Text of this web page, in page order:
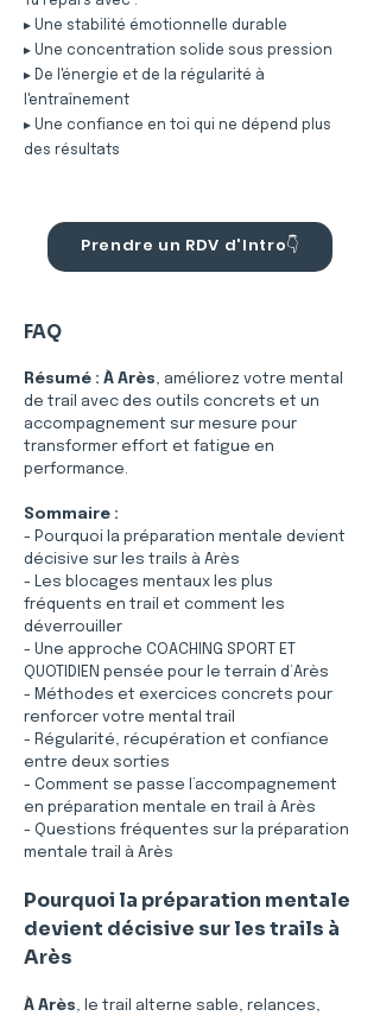
▸ Une stabilité émotionnelle durable
▸ Une concentration solide sous pression
▸ De l'énergie et de la régularité à
l'entraînement
▸ Une confiance en toi qui ne dépend plus
des résultats
Prendre un RDV d'Intro👇
FAQ
Résumé : À Arès, améliorez votre mental
de trail avec des outils concrets et un
accompagnement sur mesure pour
transformer effort et fatigue en
performance.
Sommaire :
- Pourquoi la préparation mentale devient
décisive sur les trails à Arès
- Les blocages mentaux les plus
fréquents en trail et comment les
déverrouiller
- Une approche COACHING SPORT ET
QUOTIDIEN pensée pour le terrain d’Arès
- Méthodes et exercices concrets pour
renforcer votre mental trail
- Régularité, récupération et confiance
entre deux sorties
- Comment se passe l’accompagnement
en préparation mentale en trail à Arès
- Questions fréquentes sur la préparation
mentale trail à Arès
Pourquoi la préparation mentale
devient décisive sur les trails à
Arès
À Arès, le trail alterne sable, relances,